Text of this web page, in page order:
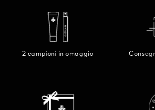
2 campioni in omaggio